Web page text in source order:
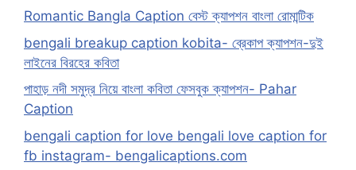
Romantic Bangla Caption বেস্ট ক্যাপশন বাংলা রোমান্টিক
bengali breakup caption kobita- ব্রেকাপ ক্যাপশন-দুই
লাইনের বিরহের কবিতা
পাহাড় নদী সমুদ্র নিয়ে বাংলা কবিতা ফেসবুক ক্যাপশন- Pahar
Caption
bengali caption for love bengali love caption for
fb instagram- bengalicaptions.com